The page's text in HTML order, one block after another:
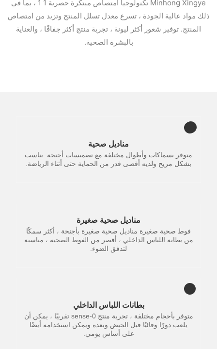
Minhong Xingye
تكنولوجيا امتصاص مبتكرة حصرية 1 1 ، بما في
ذلك مواد عالية الجودة ، تسرع معدل تسلل المنتج وتزيد من امتصاص
المنتج. توفير شعور أكثر ليونة ، تجربة منتج أكثر جفافًا ، والعناية
بالبشرة الصحية.
مناديل صحية
متوفر بسماكات وأطوال مختلفة مع تصميسات أجنحة. يناسب
بشكل مريح ولديه أقصى قدر من الحماية حتى أثناء الرياضة.
مناديل صحية صغيرة
فوط صحية صغيرة مناديل صحية صغيرة بأجنحة ، أكثر سمكًا
من بطانة اللباس الداخلي ، أقصر من الفوط الصحية ، مناسبة
لتدفق الضوء.
بطانات اللباس الداخلي
متوفر بأحجام مختلفة ، تجربة منتج 0-sense تقريبًا ، يمكن أن
يلعب دورًا وقائيًا قبل الحيض وبعده ويمكن استخدامه أيضًا
على أساس يومي.